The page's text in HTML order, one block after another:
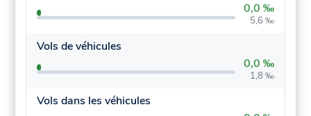
0,0 ‰
5,6 ‰
Vols de véhicules
0,0 ‰
1,8 ‰
Vols dans les véhicules